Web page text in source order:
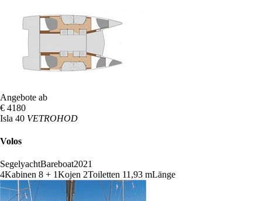
Angebote ab
€ 4180
Isla 40 VETROHOD
Volos
SegelyachtBareboat2021
4Kabinen 8 + 1Kojen 2Toiletten 11,93 mLänge